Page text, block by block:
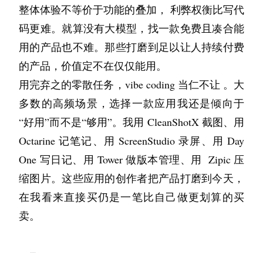
不动听。但换个说法，如果你的产品还能讲一个
不靠 AI 的故事，其实也是一种生命力的体现。
不要误会，AI 能力一定是要充分利用的，刻意排
斥，然后去讲一个孤勇者的故事没有必要。但智
能作为一种能力不应该是产品的唯一价值体现。
你看，Essay 作为一款没有AI 的产品，也呈现出
了独特的生命力。
整体体验不等价于功能的叠加， 利弊权衡比写代
码更难。就算没有大模型，找一款免费且凑合能
用的产品也不难。那些打磨到足以让人持续付费
的产品，价值定不在仅仅能用。
用完弃之的零散任务，vibe coding 当仁不让 。大
多数的高频场景，选择一款应用我还是倾向于
“好用”而不是“够用”。我用 CleanShotX 截图、用
Octarine 记笔记、用 ScreenStudio 录屏、用 Day
One 写日记、用 Tower 做版本管理、用  Zipic 压
缩图片。这些应用的创作者把产品打磨到今天，
在我看来直接买仍是一笔比自己做更划算的买
卖。